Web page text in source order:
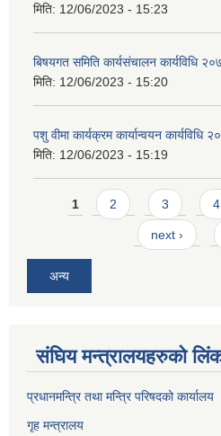
मिति: 12/06/2023 - 15:23
बिषयगत समिति कार्यसंचालन कार्यविधि
मिति: 12/06/2023 - 15:20
पशु वीमा कार्यक्रम कार्यान्वयन कार्यविधि
मिति: 12/06/2023 - 15:19
Pages
1 2 3 4
next ›
अन्य
संघिय मन्त्र‍ालयहरुको
प्रधानमन्त्रि तथा मन्त्रि परिषदको कार्यालय
गृह मन्त्रालय